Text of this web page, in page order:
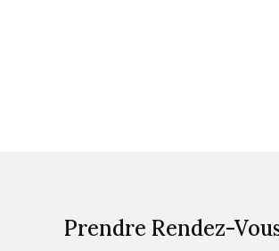
Prendre Rendez-